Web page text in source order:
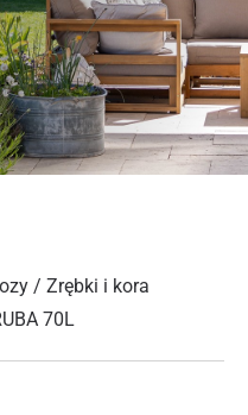
/ Zrębki i kora
70L